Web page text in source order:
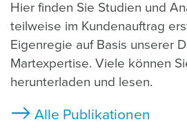
Hier finden Sie Studien und
teilweise im Kundenauftrag
Eigenregie auf Basis unserer
Martexpertise. Viele können
herunterladen und lesen.
Alle Publikationen